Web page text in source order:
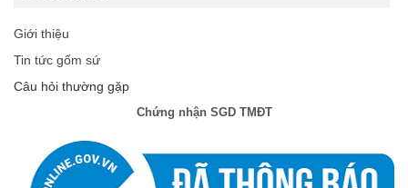
Giới thiệu
Tin tức gốm sứ
Câu hỏi thường gặp
Chứng nhận SGD TMĐT